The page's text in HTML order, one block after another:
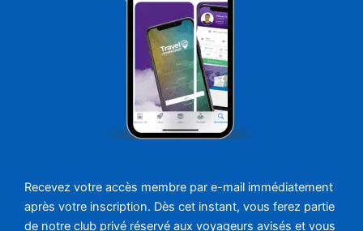
Recevez votre accès membre par e-mail immédiatement
après votre inscription. Dès cet instant, vous ferez partie
de notre club privé réservé aux voyageurs avisés et vous